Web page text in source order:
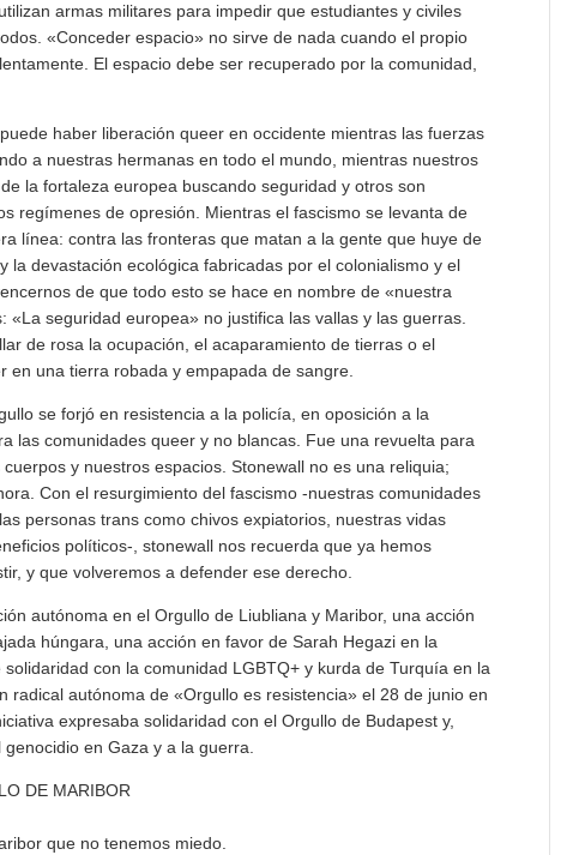
armas militares para impedir que estudiantes y civiles
«Conceder espacio» no sirve de nada cuando el propio
El espacio debe ser recuperado por la comunidad,
haber liberación queer en occidente mientras las fuerzas
a nuestras hermanas en todo el mundo, mientras nuestros
la fortaleza europea buscando seguridad y otros son
regímenes de opresión. Mientras el fascismo se levanta de
línea: contra las fronteras que matan a la gente que huye de
la devastación ecológica fabricadas por el colonialismo y el
de que todo esto se hace en nombre de «nuestra
«La seguridad europea» no justifica las vallas y las guerras.
de rosa la ocupación, el acaparamiento de tierras o el
en una tierra robada y empapada de sangre.
se forjó en resistencia a la policía, en oposición a la
las comunidades queer y no blancas. Fue una revuelta para
y nuestros espacios. Stonewall no es una reliquia;
Con el resurgimiento del fascismo -nuestras comunidades
personas trans como chivos expiatorios, nuestras vidas
políticos-, stonewall nos recuerda que ya hemos
y que volveremos a defender ese derecho.
autónoma en el Orgullo de Liubliana y Maribor, una acción
húngara, una acción en favor de Sarah Hegazi en la
con la comunidad LGBTQ+ y kurda de Turquía en la
radical autónoma de «Orgullo es resistencia» el 28 de junio en
expresaba solidaridad con el Orgullo de Budapest y,
en Gaza y a la guerra.
DE MARIBOR
que no tenemos miedo.